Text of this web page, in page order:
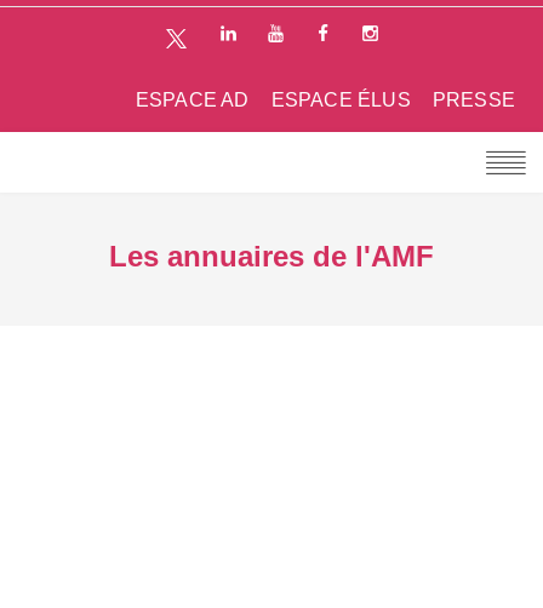
PRESSE
ESPACE ÉLUS
ESPACE AD
Les annuaires de l'AMF